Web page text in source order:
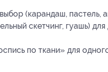
(карандаш, пастель,
скетчинг, гуашь) для
по ткани» для